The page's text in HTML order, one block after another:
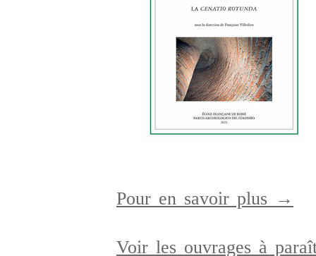
Pour en savoir plus →
Voir les ouvrages à